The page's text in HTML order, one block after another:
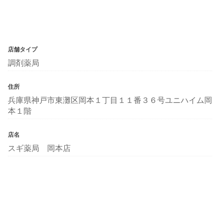
店舗タイプ
調剤薬局
住所
兵庫県神戸市東灘区岡本１丁目１１番３６号ユニハイム岡
本１階
店名
スギ薬局 岡本店